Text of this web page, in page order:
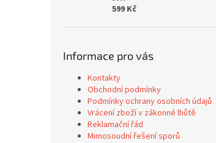
599 Kč
Informace pro vás
Kontakty
Obchodní podmínky
Podmínky ochrany osobních údajů
Vrácení zboží v zákonné lhůtě
Reklamační řád
Mimosoudní řešení sporů